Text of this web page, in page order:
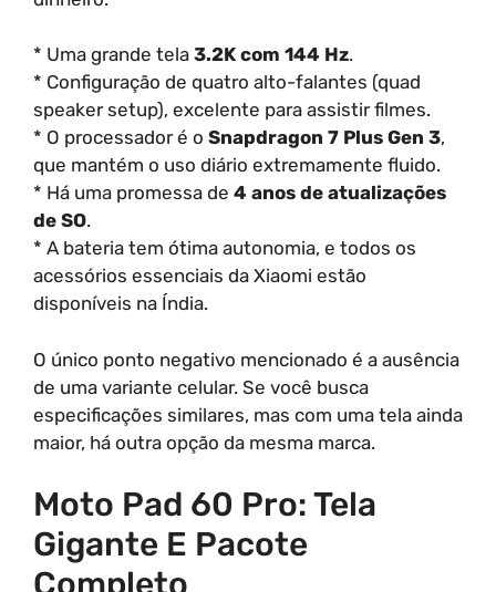
* Uma grande tela 3.2K com 144 Hz.
* Configuração de quatro alto-falantes (quad
speaker setup), excelente para assistir filmes.
* O processador é o Snapdragon 7 Plus Gen 3,
que mantém o uso diário extremamente fluido.
* Há uma promessa de 4 anos de atualizações
de SO.
* A bateria tem ótima autonomia, e todos os
acessórios essenciais da Xiaomi estão
disponíveis na Índia.
O único ponto negativo mencionado é a ausência
de uma variante celular. Se você busca
especificações similares, mas com uma tela ainda
maior, há outra opção da mesma marca.
Moto Pad 60 Pro: Tela
Gigante E Pacote